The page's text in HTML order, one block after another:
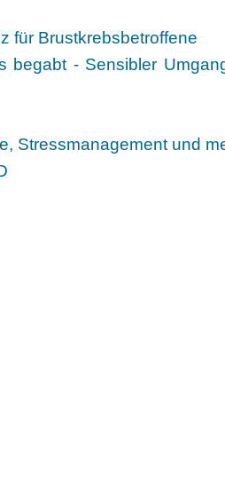
für Brustkrebsbetroffene
begabt - Sensibler
Stressmanagement und